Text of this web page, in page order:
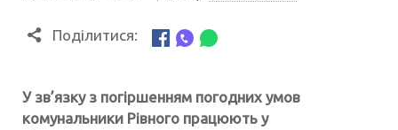
Поділитися:
У зв’язку з погіршенням погодних умов
комунальники Рівного працюють у